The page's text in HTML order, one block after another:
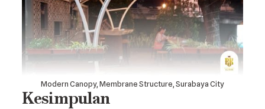
Modern Canopy, Membrane Structure, Surabaya City
Kesimpulan